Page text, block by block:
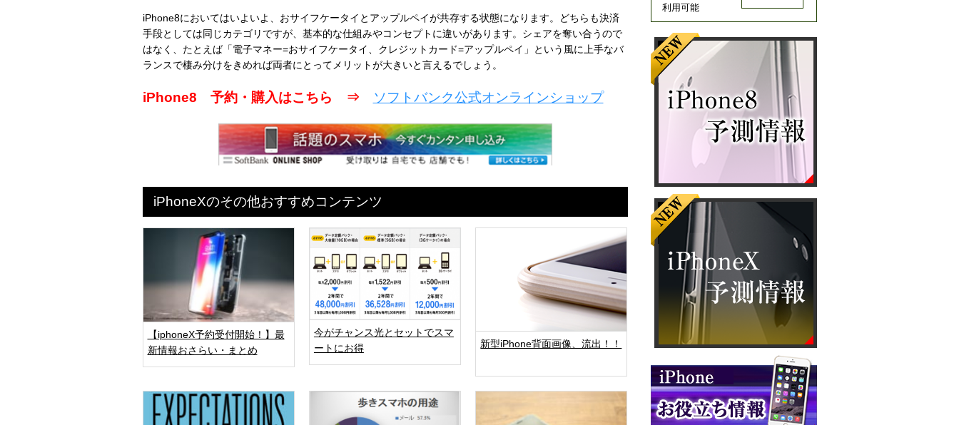
iPhone8においてはいよいよ、おサイフケータイとアップルペイが共存する状態になります。どちらも決済
手段としては同じカテゴリですが、基本的な仕組みやコンセプトに違いがあります。シェアを奪い合うので
はなく、たとえば「電子マネー=おサイフケータイ、クレジットカード=アップルペイ」という風に上手なバ
ランスで棲み分けをきめれば両者にとってメリットが大きいと言えるでしょう。
iPhone8 予約・購入はこちら ⇒ ソフトバンク公式オンラインショップ
iPhoneXのその他おすすめコンテンツ
【iphoneX予約受付開始！】最
新情報おさらい・まとめ
今がチャンス光とセットでスマ
ートにお得
新型iPhone背面画像、流出！！
利用可能